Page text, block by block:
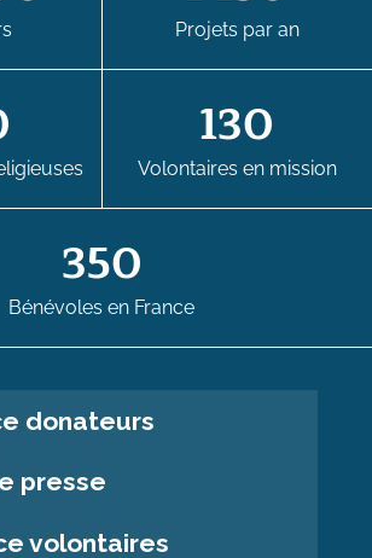
Projets par an
130
Volontaires en mission
350
Bénévoles en France
donateurs
presse
volontaires